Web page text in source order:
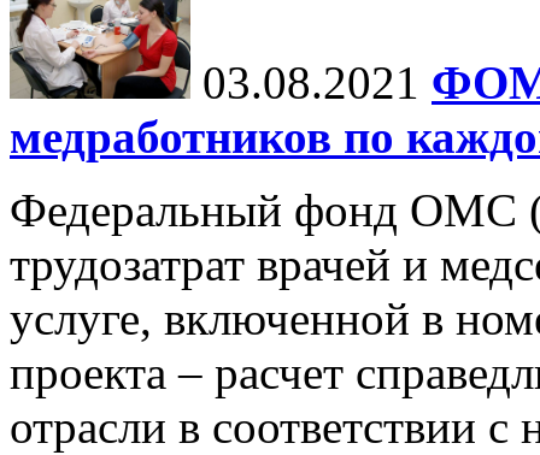
03.08.2021
медработников по
Федеральный фонд ОМС
трудозатрат врачей и
услуге, включенной в
проекта – расчет
отрасли в соответствии